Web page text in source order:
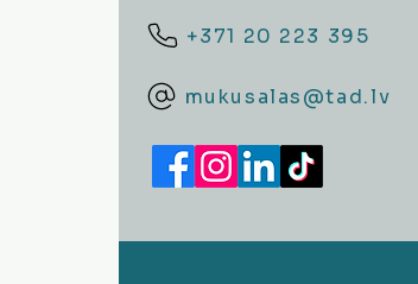
+371 20 223 395
mukusalas@tad.lv